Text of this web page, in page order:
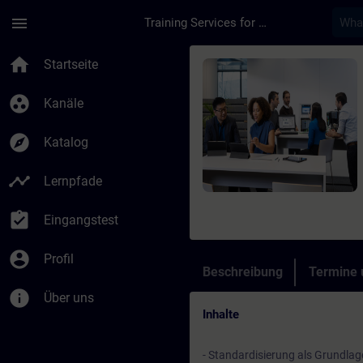
menu Training Services for Digital Industries
home Startseite
group_work Kanäle
explore Katalog
timeline Lernpfade
assignment_turned_in Eingangstest
account_circle Profil
info Über uns
Kurs - Basics of
Beschreibung Termine
Inhalte
- Standardisierung als